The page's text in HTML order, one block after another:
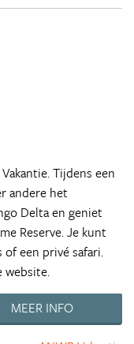
Tijdens een
andere het
Delta en geniet
Reserve. Je kunt
een privé safari.
website.
MEER INFO